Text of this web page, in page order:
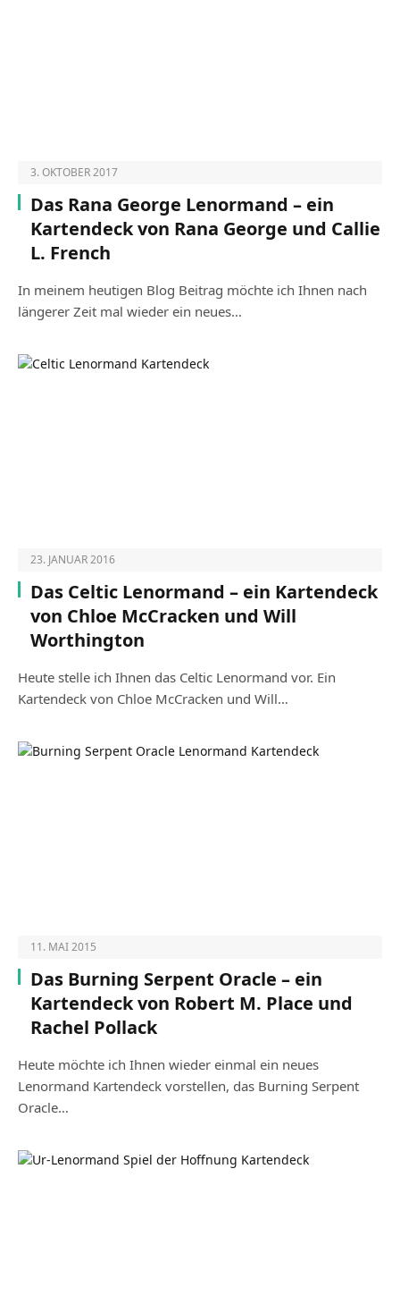
3. OKTOBER 2017
Das Rana George Lenormand – ein
Kartendeck von Rana George und Callie
L. French
In meinem heutigen Blog Beitrag möchte ich Ihnen nach
längerer Zeit mal wieder ein neues…
23. JANUAR 2016
Das Celtic Lenormand – ein Kartendeck
von Chloe McCracken und Will
Worthington
Heute stelle ich Ihnen das Celtic Lenormand vor. Ein
Kartendeck von Chloe McCracken und Will…
11. MAI 2015
Das Burning Serpent Oracle – ein
Kartendeck von Robert M. Place und
Rachel Pollack
Heute möchte ich Ihnen wieder einmal ein neues
Lenormand Kartendeck vorstellen, das Burning Serpent
Oracle…